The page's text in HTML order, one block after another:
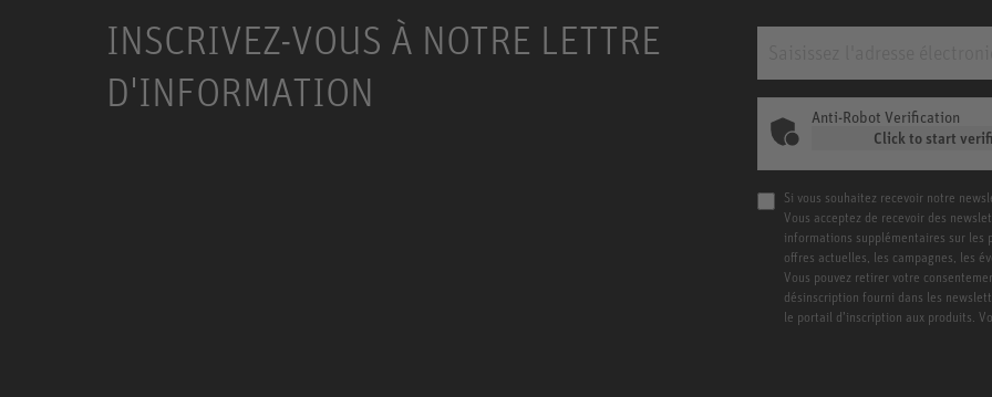
INSCRIVEZ-VOUS À NOTRE LETTRE
D'INFORMATION
Anti-Robot Verification
Click to start
Si vous souhaitez recevoir notre
Vous acceptez de recevoir des
informations supplémentaires sur les
offres actuelles, les campagnes, les
Vous pouvez retirer votre
désinscription fourni dans les
le portail d’inscription aux produits.